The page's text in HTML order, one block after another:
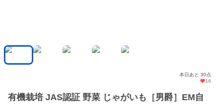
本日あと 30点
16
有機栽培 JAS認証 野菜 じゃがいも［男爵］EM自